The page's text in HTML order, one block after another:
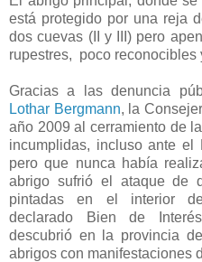
está protegido por una reja
dos cuevas (II y III) pero
rupestres, poco reconocibles
Gracias a las denuncia
Lothar Bergmann, la
año 2009 al cerramiento de
incumplidas, incluso ante el
pero que nunca había
abrigo sufrió el ataque de
pintadas en el interior
declarado Bien de
descubrió en la provincia
abrigos con manifestaciones